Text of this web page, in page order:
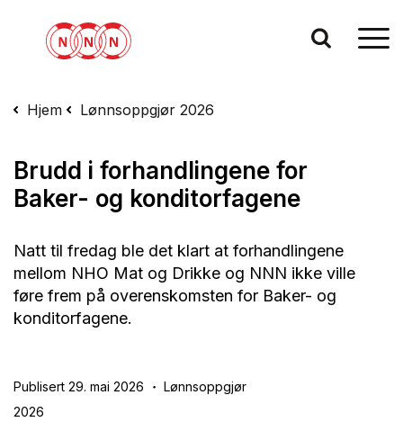
Hjem Lønnsoppgjør 2026
Brudd i forhandlingene for
Baker- og konditorfagene
Natt til fredag ble det klart at forhandlingene
mellom NHO Mat og Drikke og NNN ikke ville
føre frem på overenskomsten for Baker- og
konditorfagene.
Publisert 29. mai 2026
Lønnsoppgjør
2026